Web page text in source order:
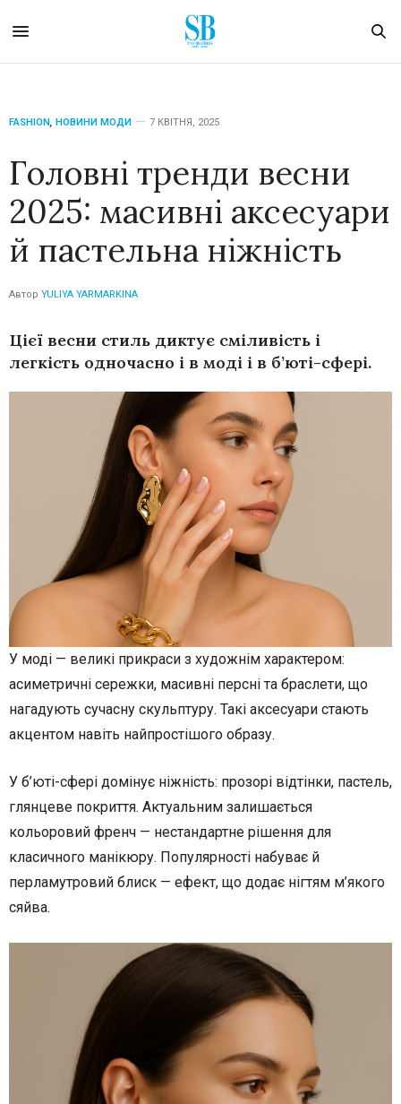
FASHION, НОВИНИ МОДИ 7 КВІТНЯ, 2025
Головні тренди весни
2025: масивні аксесуари
й пастельна ніжність
Автор YULIYA YARMARKINA
Цієї весни стиль диктує сміливість і
легкість одночасно і в моді і в б’юті-сфері.
У моді — великі прикраси з художнім характером:
асиметричні сережки, масивні персні та браслети, що
нагадують сучасну скульптуру. Такі аксесуари стають
акцентом навіть найпростішого образу.
У б’юті-сфері домінує ніжність: прозорі відтінки, пастель,
глянцеве покриття. Актуальним залишається
кольоровий френч — нестандартне рішення для
класичного манікюру. Популярності набуває й
перламутровий блиск — ефект, що додає нігтям м’якого
сяйва.